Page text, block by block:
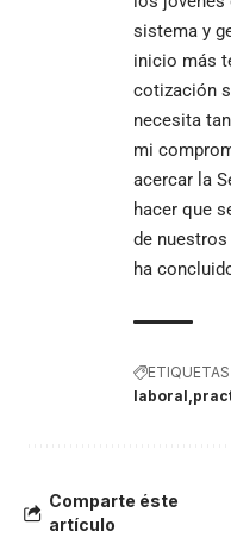
sistema y
inicio más
cotización
necesita
mi
acercar la
hacer que
de
ha
ETIQUETAS
laboral
Comparte éste
artículo